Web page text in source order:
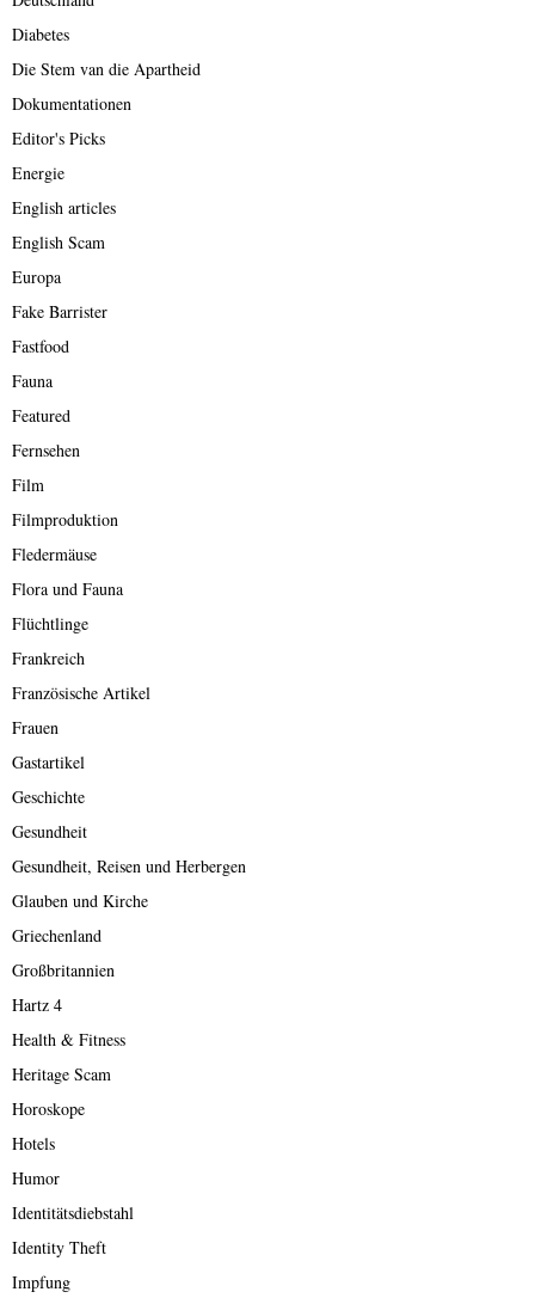
Diabetes
Die Stem van die Apartheid
Dokumentationen
Editor's Picks
Energie
English articles
English Scam
Europa
Fake Barrister
Fastfood
Fauna
Featured
Fernsehen
Film
Filmproduktion
Fledermäuse
Flora und Fauna
Flüchtlinge
Frankreich
Französische Artikel
Frauen
Gastartikel
Geschichte
Gesundheit
Gesundheit, Reisen und Herbergen
Glauben und Kirche
Griechenland
Großbritannien
Hartz 4
Health & Fitness
Heritage Scam
Horoskope
Hotels
Humor
Identitätsdiebstahl
Identity Theft
Impfung